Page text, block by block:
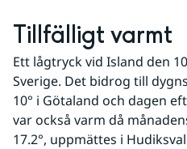
Tillfälligt varmt
Ett lågtryck vid Island den
Sverige. Det bidrog till
10° i Götaland och dagen
var också varm då
17.2°, uppmättes i